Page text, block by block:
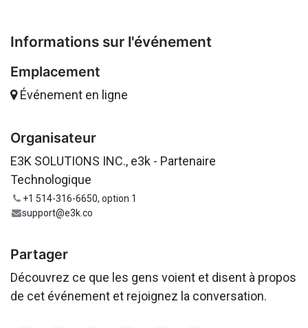
Informations sur l'événement
Emplacement
Événement en ligne
Organisateur
E3K SOLUTIONS INC., e3k - Partenaire
Technologique
+1 514-316-6650, option 1
support@e3k.co
Partager
Découvrez ce que les gens voient et disent à propos
de cet événement et rejoignez la conversation.